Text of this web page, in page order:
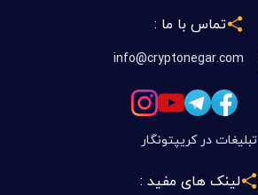
تماس با ما :
info@cryptonegar.com
تبلیغات در کریپتونگار
لینک های مفید :